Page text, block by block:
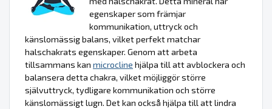
egenskaper som främjar
kommunikation, uttryck och
känslomässig balans, vilket perfekt matchar
halschakrats egenskaper. Genom att arbeta
tillsammans kan microcline hjälpa till att avblockera och
balansera detta chakra, vilket möjliggör större
självuttryck, tydligare kommunikation och större
känslomässigt lugn. Det kan också hjälpa till att lindra